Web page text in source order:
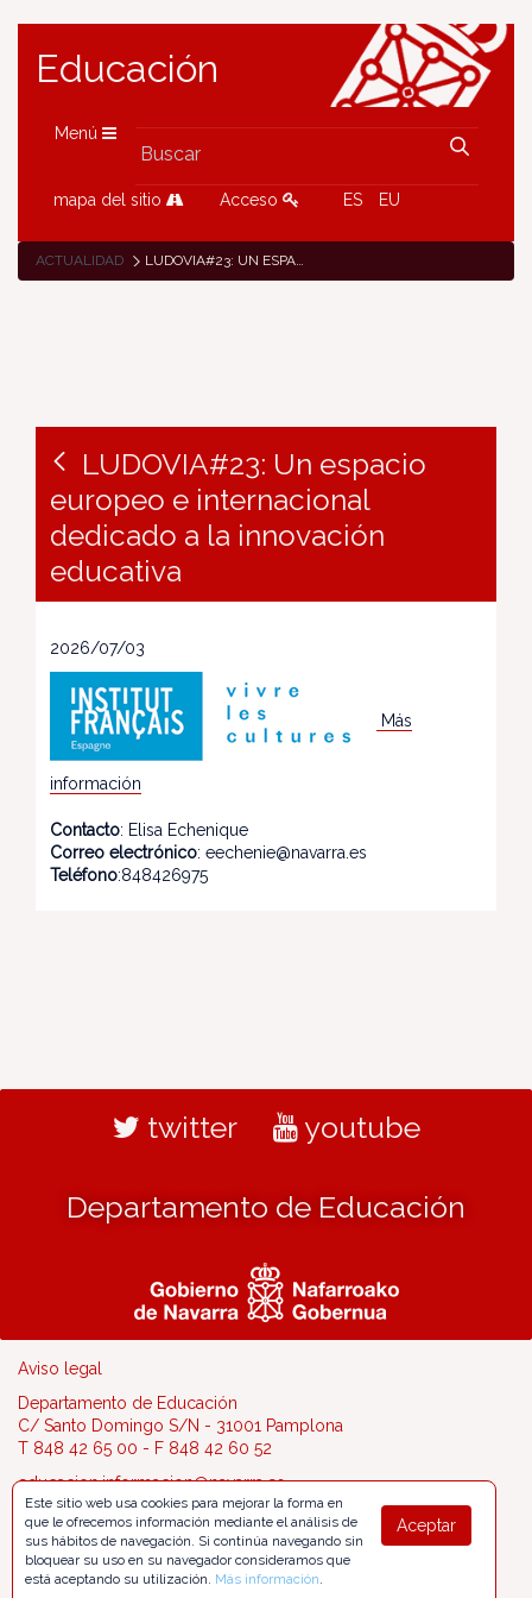
Educación
Menú
mapa del sitio Acceso ES EU
ACTUALIDAD LUDOVIA#23: UN ESPACIO EUROPEO E INTERNACIONAL DEDICADO A LA INNOVACIÓN EDUCATIVA
LUDOVIA#23: Un espacio
europeo e internacional
dedicado a la innovación
educativa
2026/07/03
Más
información
Contacto: Elisa Echenique
Correo electrónico: eechenie@navarra.es
Teléfono:848426975
twitter youtube
Departamento de Educación
Aviso legal
Departamento de Educación
C/ Santo Domingo S/N - 31001 Pamplona
T 848 42 65 00 - F 848 42 60 52
educacion.informacion@navarra.es
Aceptar
Este sitio web usa cookies para mejorar la forma en
que le ofrecemos información mediante el análisis de
sus hábitos de navegación. Si continúa navegando sin
bloquear su uso en su navegador consideramos que
está aceptando su utilización. Más información.